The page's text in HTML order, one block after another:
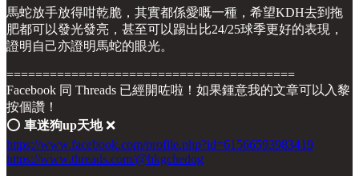
馬蛇放手放得咁乾脆，其實都係愛嘅一種，希望KDH去到拖
肥都可以發光發亮，甚至可以踢出比24/25球季更好的表現，
證明自己亦證明馬蛇的眼光。
========================================
Facebook 同 Threads 已經開咗啦！如果鍾意我的文章可以入黎
按個讚！
⭕️ 車迷狗up天地❌
https://www.facebook.com/profile.php?id=61566593983419
https://www.threads.com/@hkgchedog